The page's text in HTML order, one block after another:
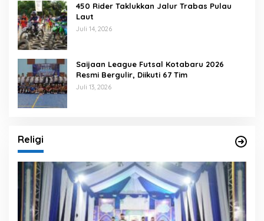
450 Rider Taklukkan Jalur Trabas Pulau
Laut
Juli 14, 2026
Saijaan League Futsal Kotabaru 2026
Resmi Bergulir, Diikuti 67 Tim
Juli 13, 2026
Religi